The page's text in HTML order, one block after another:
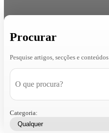
Procurar
Pesquise artigos, secções e conteúdos
Categoria: